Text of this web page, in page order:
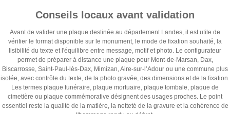
Conseils locaux avant validation
Avant de valider une plaque destinée au département Landes, il est utile de
vérifier le format disponible sur le monument, le mode de fixation souhaité, la
lisibilité du texte et l'équilibre entre message, motif et photo. Le configurateur
permet de préparer à distance une plaque pour Mont-de-Marsan, Dax,
Biscarrosse, Saint-Paul-lès-Dax, Mimizan, Aire-sur-l’Adour ou une commune plus
isolée, avec contrôle du texte, de la photo gravée, des dimensions et de la fixation.
Les termes plaque funéraire, plaque mortuaire, plaque tombale, plaque de
cimetière ou plaque commémorative désignent des usages proches. Le point
essentiel reste la qualité de la matière, la netteté de la gravure et la cohérence de